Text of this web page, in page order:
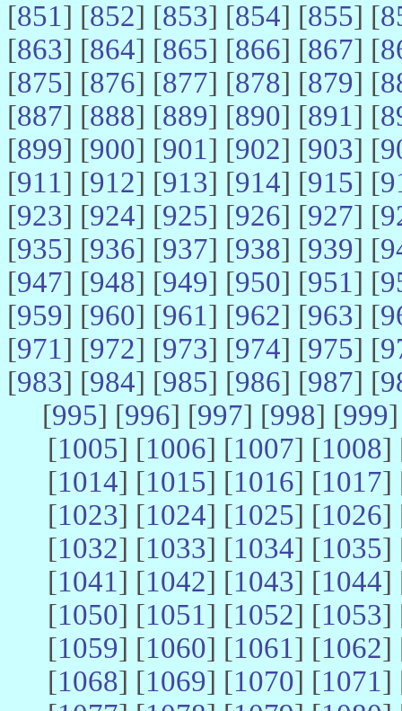
[851] [852] [853] [854] [855] [
[863] [864] [865] [866] [867] [
[875] [876] [877] [878] [879] [
[887] [888] [889] [890] [891] [
[899] [900] [901] [902] [903] [
[911] [912] [913] [914] [915] [
[923] [924] [925] [926] [927] [
[935] [936] [937] [938] [939] [
[947] [948] [949] [950] [951] [
[959] [960] [961] [962] [963] [
[971] [972] [973] [974] [975] [
[983] [984] [985] [986] [987] [
[995] [996] [997] [998] [999
[1005] [1006] [1007] [1008]
[1014] [1015] [1016] [1017]
[1023] [1024] [1025] [1026]
[1032] [1033] [1034] [1035]
[1041] [1042] [1043] [1044]
[1050] [1051] [1052] [1053]
[1059] [1060] [1061] [1062]
[1068] [1069] [1070] [1071]